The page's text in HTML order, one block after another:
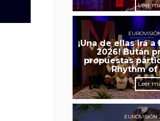
Leer
¡Una de ellas irá a
2026! Bután
propuestas
Rhythm of
Leer
EUROVISIÓN